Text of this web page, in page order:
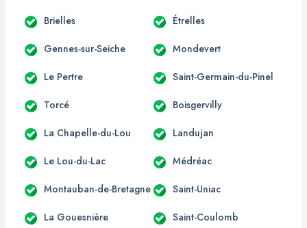
Brielles Étrelles
Gennes-sur-Seiche Mondevert
Le Pertre Saint-Germain-du-Pinel
Torcé Boisgervilly
La Chapelle-du-Lou Landujan
Le Lou-du-Lac Médréac
Montauban-de-Bretagne Saint-Uniac
La Gouesnière Saint-Coulomb